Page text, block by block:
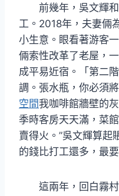
前幾年，吳文輝
工。2018年，夫妻倆
小生意。眼看著游客
倆索性改革了老屋，
成平易近宿。「第二
調。張水瓶，你必須
空間我咖啡館牆壁的
季時客房天天滿，菜
賣得火。”吳文輝算起
的錢比打工還多，最
這兩年，回白霧